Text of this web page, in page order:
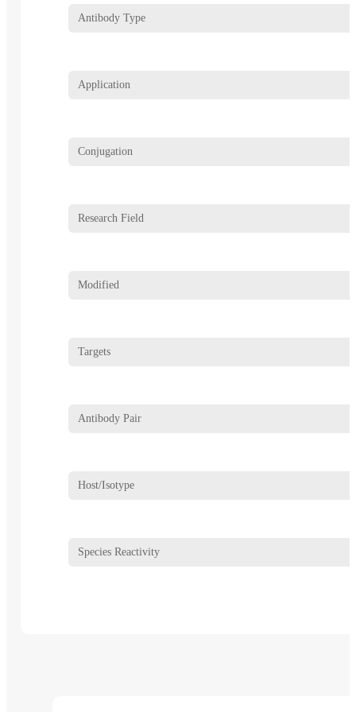
Antibody Type
Application
Conjugation
Research Field
Modified
Targets
Antibody Pair
Host/Isotype
Species Reactivity